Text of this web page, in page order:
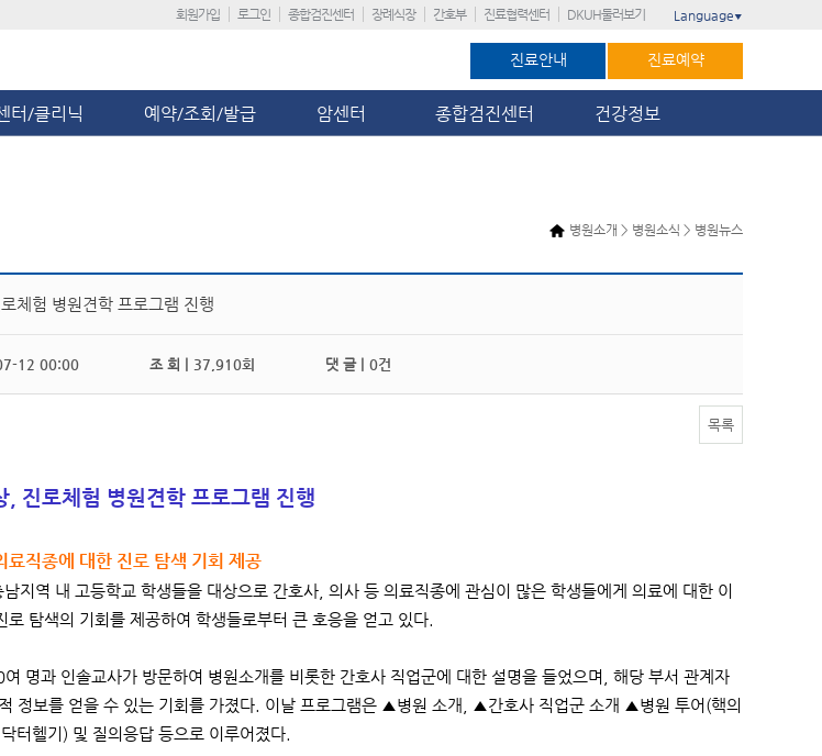
회원가입 로그인 종합검진센터 장례식장 간호부 진료협력센터 DKUH둘러보기 Language ▼
진료안내 진료예약
터/클리닉 예약/조회/발급 암센터 종합검진센터 건강정보
병원소개 > 병원소식 > 병원뉴스
체험 병원견학 프로그램 진행
12 00:00 조 회 | 37,910회 댓 글 | 0건
목록
, 진로체험 병원견학 프로그램 진행
직종에 대한 진로 탐색 기회 제공
지역 내 고등학교 학생들을 대상으로 간호사, 의사 등 의료직종에 관심이 많은 학생들에게 의료에 대한 이
탐색의 기회를 제공하여 학생들로부터 큰 호응을 얻고 있다.
명과 인솔교사가 방문하여 병원소개를 비롯한 간호사 직업군에 대한 설명을 들었으며, 해당 부서 관계자
정보를 얻을 수 있는 기회를 가졌다. 이날 프로그램은 ▲병원 소개, ▲간호사 직업군 소개 ▲병원 투어(핵의
터헬기) 및 질의응답 등으로 이루어졌다.